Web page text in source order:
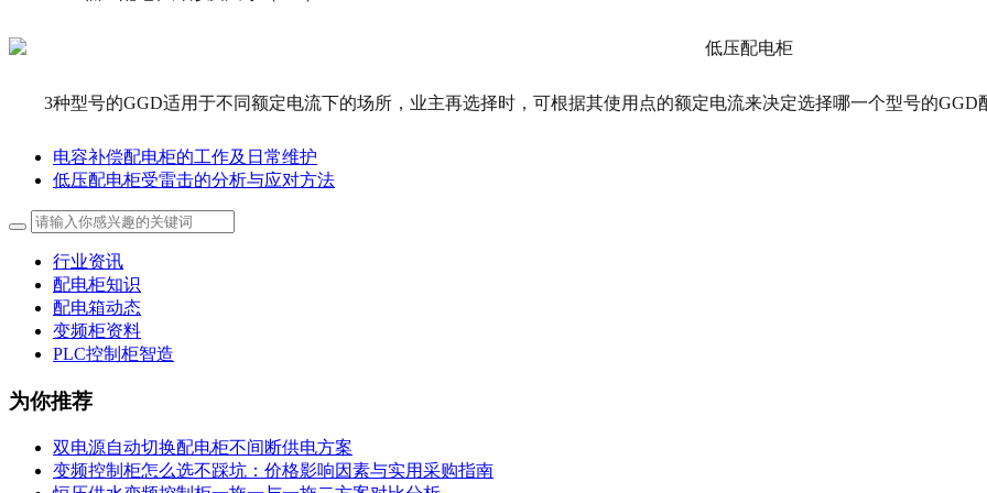
3种型号的GGD适用于不同额定电流下的场所，业主再选择时，可根据其使用点的额定电流来决定选择哪一个型号的GGD
电容补偿配电柜的工作及日常维护
低压配电柜受雷击的分析与应对方法
行业资讯
配电柜知识
配电箱动态
变频柜资料
PLC控制柜智造
为你推荐
双电源自动切换配电柜不间断供电方案
变频控制柜怎么选不踩坑：价格影响因素与实用采购指南